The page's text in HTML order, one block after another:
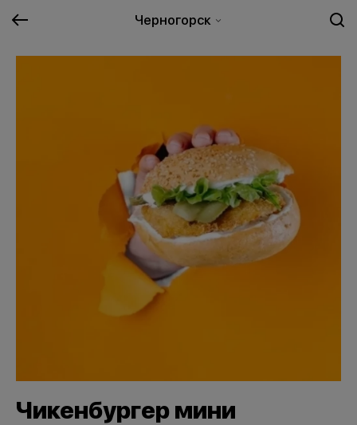
Черногорск
Чикенбургер мини